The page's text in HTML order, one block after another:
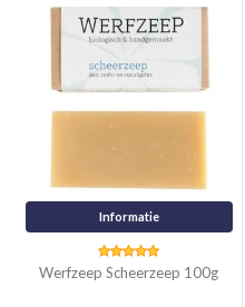
Informatie
Werfzeep Scheerzeep 100g